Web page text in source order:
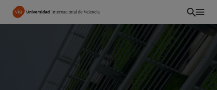
Pasar